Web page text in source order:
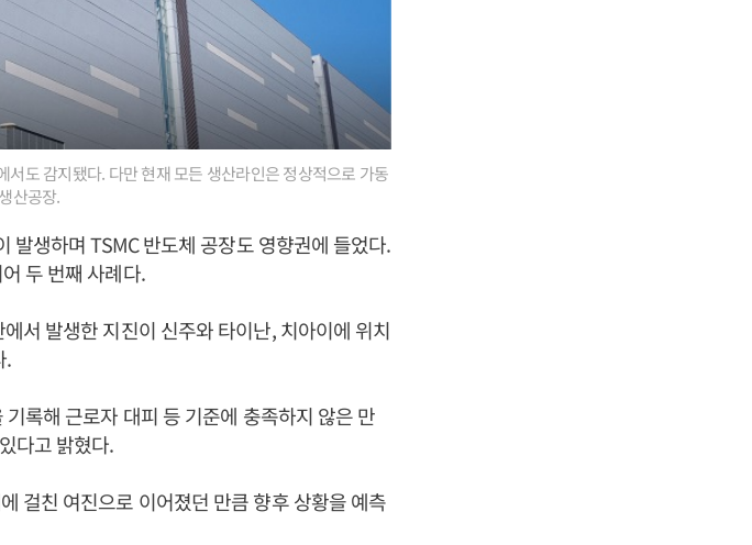
도 감지됐다. 다만 현재 모든 생산라인은 정상적으로 가동
산공장.
발생하며 TSMC 반도체 공장도 영향권에 들었다.
두 번째 사례다.
서 발생한 지진이 신주와 타이난, 치아이에 위치
.
록해 근로자 대피 등 기준에 충족하지 않은 만
다고 밝혔다.
걸친 여진으로 이어졌던 만큼 향후 상황을 예측